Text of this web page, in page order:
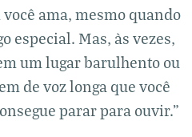
ama, mesmo quando
especial. Mas, às vezes,
um lugar barulhento ou
de voz longa que você
parar para ouvir.”